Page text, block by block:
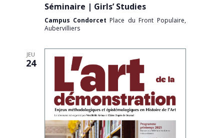
Séminaire | Girls’ Studies
Campus Condorcet Place du Front Populaire,
Aubervilliers
JEU
24